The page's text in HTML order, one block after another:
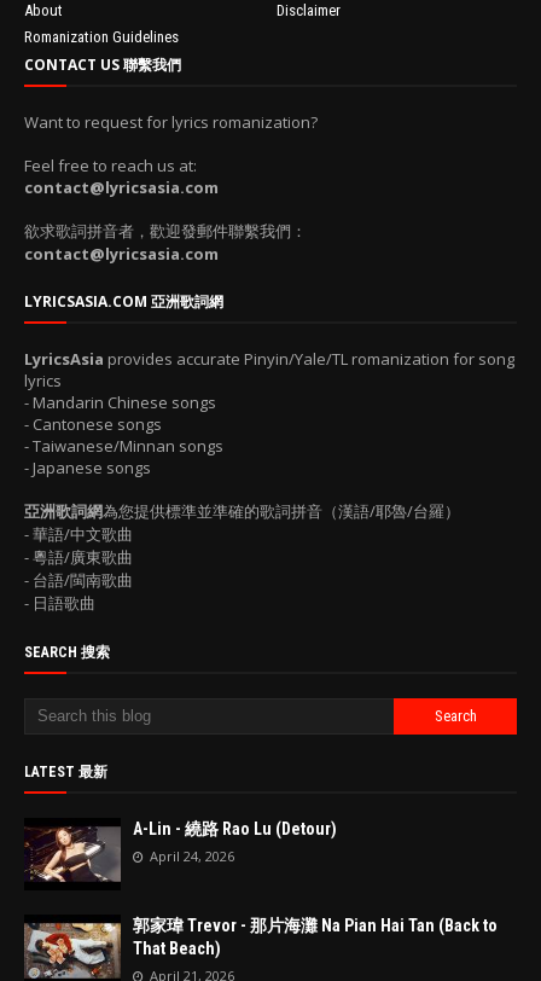
About
Disclaimer
Romanization Guidelines
CONTACT US 聯繫我們
Want to request for lyrics romanization?
Feel free to reach us at:
contact@lyricsasia.com
欲求歌詞拼音者，歡迎發郵件聯繫我們：
contact@lyricsasia.com
LYRICSASIA.COM 亞洲歌詞網
LyricsAsia provides accurate Pinyin/Yale/TL romanization for song
lyrics
- Mandarin Chinese songs
- Cantonese songs
- Taiwanese/Minnan songs
- Japanese songs
亞洲歌詞網為您提供標準並準確的歌詞拼音（漢語/耶魯/台羅）
- 華語/中文歌曲
- 粵語/廣東歌曲
- 台語/閩南歌曲
- 日語歌曲
SEARCH 搜索
LATEST 最新
A-Lin - 繞路 Rao Lu (Detour)
April 24, 2026
郭家瑋 Trevor - 那片海灘 Na Pian Hai Tan (Back to
That Beach)
April 21, 2026